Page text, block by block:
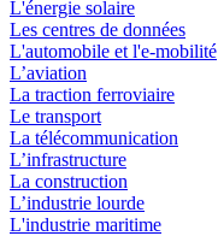
L'énergie solaire
Les centres de données
L'automobile et l'e-mobilité
L’aviation
La traction ferroviaire
Le transport
La télécommunication
L’infrastructure
La construction
L’industrie lourde
L'industrie maritime